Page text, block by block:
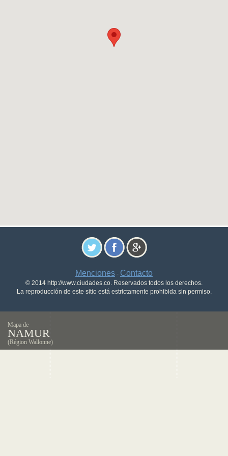
Menciones - Contacto
© 2014 http://www.ciudades.co. Reservados todos los derechos.
La reproducción de este sitio está estrictamente prohibida sin permiso.
Mapa de
NAMUR
(Région Wallonne)